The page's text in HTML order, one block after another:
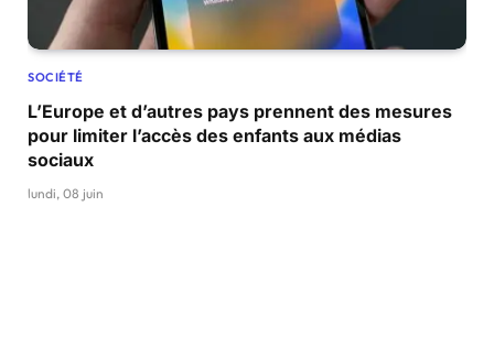
SOCIÉTÉ
L’Europe et d’autres pays prennent des mesures
pour limiter l’accès des enfants aux médias
sociaux
lundi, 08 juin